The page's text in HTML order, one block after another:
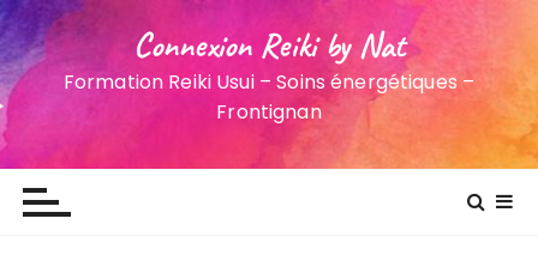
Connexion Reiki by Nat
Formation Reiki Usui – Soins énergétiques –
Frontignan